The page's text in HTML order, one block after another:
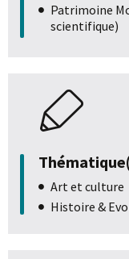
Patrimoine
scientifique)
Art et culture
Histoire &